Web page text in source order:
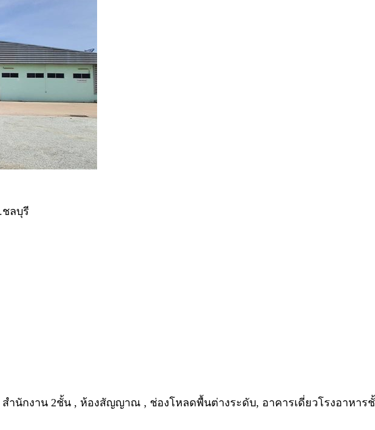
ชลบุรี
นักงาน 2ชั้น , ห้องสัญญาณ , ช่องโหลดพื้นต่างระดับ, อาคารเดี่ยวโรงอาหาร